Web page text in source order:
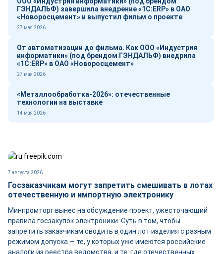
ГЭНДАЛЬФ) завершила внедрение «1С:ERP» в ОАО
«Новоросцемент» и выпустил фильм о проекте
27 мая 2026
От автоматизации до фильма. Как ООО «Индустрия
информатики» (под брендом ГЭНДАЛЬФ) внедрила
«1С:ERP» в ОАО «Новоросцемент»
27 мая 2026
«Металлообработка-2026»: отечественные
технологии на выставке
14 мая 2026
7 августа 2026
Госзаказчикам могут запретить смешивать в лотах
отечественную и импортную электронику
Минпромторг вынес на обсуждение проект, ужесточающий
правила госзакупок электроники. Суть в том, чтобы
запретить заказчикам сводить в один лот изделия с разным
режимом допуска — те, у которых уже имеются российские
аналоги из реестра ведомства, и те, где отечественных